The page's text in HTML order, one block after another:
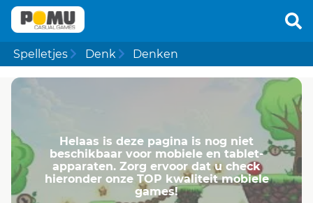
Spelletjes Denk Denken
Helaas is deze pagina is nog niet
beschikbaar voor mobiele en tablet-
apparaten. Zorg ervoor dat u check
hieronder onze TOP kwaliteit mobiele
games!